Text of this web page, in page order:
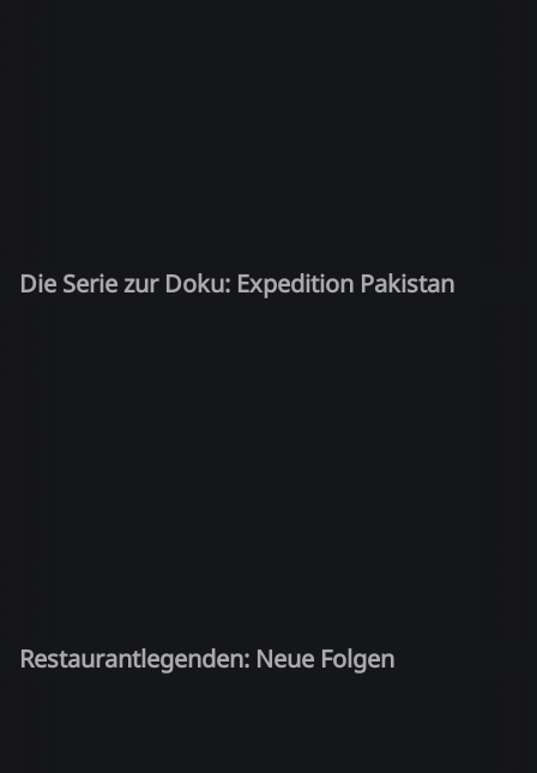
Die Serie zur Doku: Expedition Pakistan
Restaurantlegenden: Neue Folgen